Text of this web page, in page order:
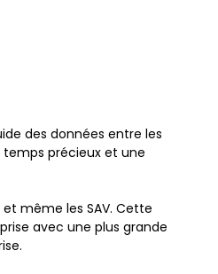
des données entre les
temps précieux et une
même les SAV. Cette
avec une plus grande